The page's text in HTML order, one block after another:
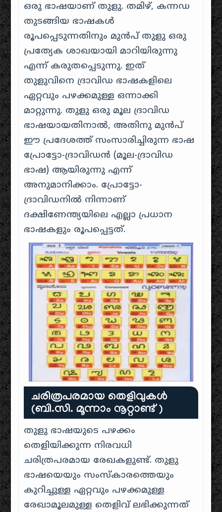
ഒരു ഭാഷയാണ് തുളു. തമിഴ്, കന്നഡ
തുടങ്ങിയ ഭാഷകൾ
രൂപപ്പെടുന്നതിനും മുൻപ് തുളു ഒരു
പ്രത്യേക ശാഖയായി മാറിയിരുന്നു
എന്ന് കരുതപ്പെടുന്നു. ഇത്
തുളുവിനെ ദ്രാവിഡ ഭാഷകളിലെ
ഏറ്റവും പഴക്കമുള്ള ഒന്നാക്കി
മാറ്റുന്നു. തുളു ഒരു മൂല ദ്രാവിഡ
ഭാഷയായതിനാൽ, അതിനു മുൻപ്
ഈ പ്രദേശത്ത് സംസാരിച്ചിരുന്ന ഭാഷ
പ്രോട്ടോ-ദ്രാവിഡൻ (മൂല-ദ്രാവിഡ
ഭാഷ) ആയിരുന്നു എന്ന്
അനുമാനിക്കാം. പ്രോട്ടോ-
ദ്രാവിഡനിൽ നിന്നാണ്
ദക്ഷിണേന്ത്യയിലെ എല്ലാ പ്രധാന
ഭാഷകളും രൂപപ്പെട്ടത്.
ചരിത്രപരമായ തെളിവുകൾ
(ബി.സി. മൂന്നാം നൂറ്റാണ്ട്)
തുളു ഭാഷയുടെ പഴക്കം
തെളിയിക്കുന്ന നിരവധി
ചരിത്രപരമായ രേഖകളുണ്ട്. തുളു
ഭാഷയെയും സംസ്കാരത്തെയും
കുറിച്ചുള്ള ഏറ്റവും പഴക്കമുള്ള
രേഖാമൂലമുള്ള തെളിവ് ലഭിക്കുന്നത്